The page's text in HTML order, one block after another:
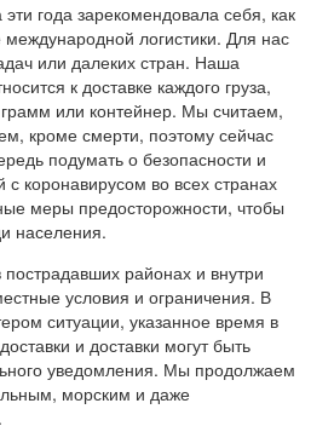
эти года зарекомендовала себя, как
логистики. Для нас
или далеких стран. Наша
к доставке каждого груза,
или контейнер. Мы считаем,
кроме смерти, поэтому сейчас
подумать о безопасности и
с коронавирусом во всех странах
меры предосторожности, чтобы
населения.
районах и внутри
условия и ограничения. В
ситуации, указанное время в
и доставки могут быть
уведомления. Мы продолжаем
морским и даже